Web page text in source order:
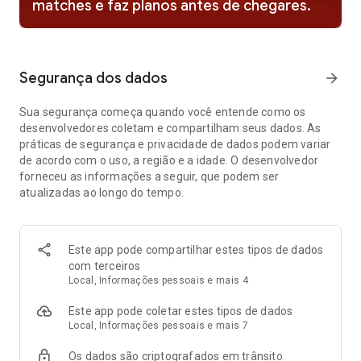
* Use nossas ferramentas nas suas conversas. Elas foram
criadas para te deixar em segurança e no controle
se conectar com pessoas que chamem sua atenção e dar
início a conversas com potencial para evoluir.
💞 UM LUGAR PARA VOCÊ SE EXPRESSAR
O lugar onde sua personalidade pode brilhar — seja seu
humor, interesses, manias ou estilo. Quando compartilha o
que faz de você uma pessoa única, fica mais fácil conhecer
pessoas que curtem sua vibe de verdade.
interessante e experimentar algo novo. O Tinder é um lugar
onde um simples match pode se transformar em uma
conversa ótima, um primeiro encontro divertido ou algo
inesperado, mas extremamente significativo.
➕TESTE O TINDER PLUSCom asCurtidas ilimitadas, você
pode deslizar em quantas pessoas quiser. Com o
matches e faz planos antes de chegares.
Segurança dos dados arrow_forward
Sua segurança começa quando você entende como os
desenvolvedores coletam e compartilham seus dados. As
práticas de segurança e privacidade de dados podem variar
de acordo com o uso, a região e a idade. O desenvolvedor
forneceu as informações a seguir, que podem ser
atualizadas ao longo do tempo.
Este app pode compartilhar estes tipos de dados
com terceiros
Local, Informações pessoais e mais 4
Este app pode coletar estes tipos de dados
Local, Informações pessoais e mais 7
Os dados são criptografados em trânsito